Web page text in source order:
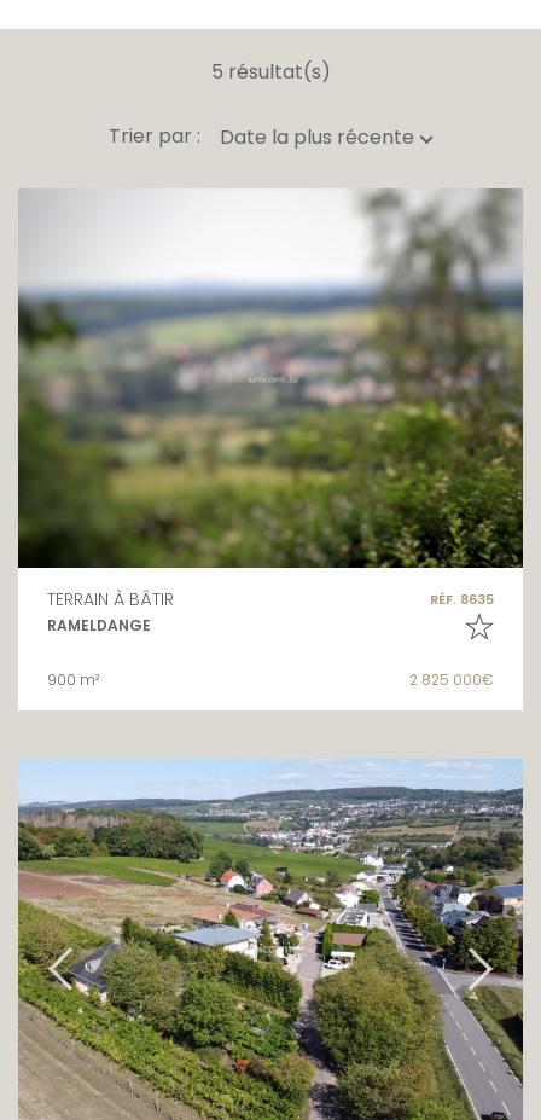
5 résultat(s)
Trier par : Date la plus récente
TERRAIN À BÂTIR RÉF. 8635
RAMELDANGE
900 m² 2 825 000€